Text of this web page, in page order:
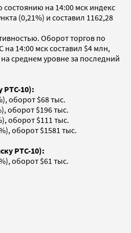
состоянию на 14:00 мск индекс
(0,21%) и составил 1162,28
Оборот торгов по
14:00 мск составил $4 млн,
среднем уровне за последний
РТС-10):
оборот $68 тыс.
оборот $196 тыс.
оборот $111 тыс.
оборот $1581 тыс.
РТС-10):
оборот $61 тыс.